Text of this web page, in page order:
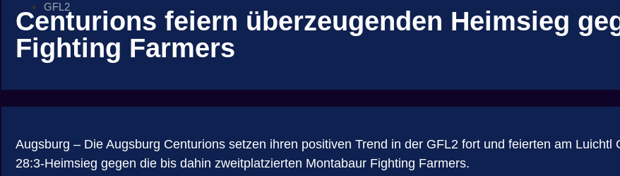
GFL2
Centurions feiern überzeugenden Heimsieg
Fighting Farmers
Augsburg – Die Augsburg Centurions setzen ihren positiven Trend in der GFL2 fort und feierten am
28:3-Heimsieg gegen die bis dahin zweitplatzierten Montabaur Fighting Farmers.